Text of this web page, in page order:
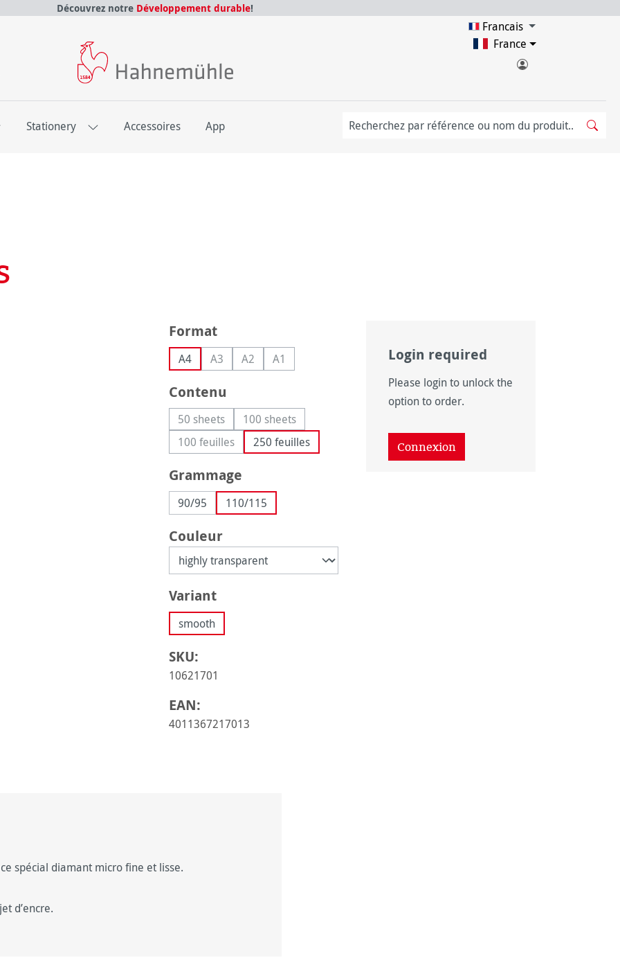
Découvrez notre Développement durable!
Francais
France
Stationery Accessoires App
Sélectionnez
Format
A4 A3(Cette option n'est pas disponible pour le moment.)
A2(Cette option n'est pas disponible pour le moment.)
A1(Cette option n'est pas disponible pour le moment.)
Sélectionnez
Contenu
50 sheets(Cette option n'est pas disponible pour le moment.)
100 sheets(Cette option n'est pas disponible pour le moment.)
100 feuilles(Cette option n'est pas disponible pour le moment.)
250 feuilles
Sélectionnez
Grammage
90/95 110/115
Sélectionnez
Couleur
Sélectionnez
Variant
smooth
SKU:
10621701
EAN:
4011367217013
Login required
Please login to unlock the
option to order.
Connexion
spécial diamant micro fine et lisse.
d’encre.